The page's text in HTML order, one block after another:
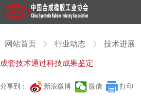
网站首页 ꁕ 行业动态 ꁕ 技术进展
成套技术通过科技成果鉴定
分享到： 新浪微博 微信 打印